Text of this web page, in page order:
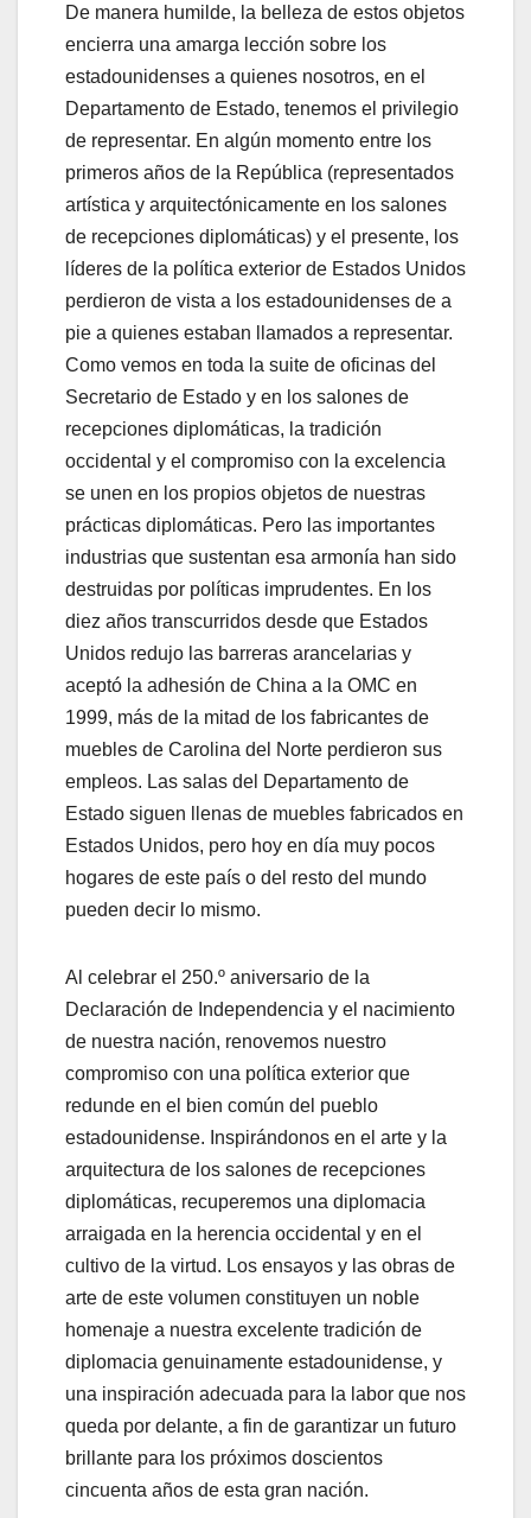
De manera humilde, la belleza de estos objetos
encierra una amarga lección sobre los
estadounidenses a quienes nosotros, en el
Departamento de Estado, tenemos el privilegio
de representar. En algún momento entre los
primeros años de la República (representados
artística y arquitectónicamente en los salones
de recepciones diplomáticas) y el presente, los
líderes de la política exterior de Estados Unidos
perdieron de vista a los estadounidenses de a
pie a quienes estaban llamados a representar.
Como vemos en toda la suite de oficinas del
Secretario de Estado y en los salones de
recepciones diplomáticas, la tradición
occidental y el compromiso con la excelencia
se unen en los propios objetos de nuestras
prácticas diplomáticas. Pero las importantes
industrias que sustentan esa armonía han sido
destruidas por políticas imprudentes. En los
diez años transcurridos desde que Estados
Unidos redujo las barreras arancelarias y
aceptó la adhesión de China a la OMC en
1999, más de la mitad de los fabricantes de
muebles de Carolina del Norte perdieron sus
empleos. Las salas del Departamento de
Estado siguen llenas de muebles fabricados en
Estados Unidos, pero hoy en día muy pocos
hogares de este país o del resto del mundo
pueden decir lo mismo.
Al celebrar el 250.º aniversario de la
Declaración de Independencia y el nacimiento
de nuestra nación, renovemos nuestro
compromiso con una política exterior que
redunde en el bien común del pueblo
estadounidense. Inspirándonos en el arte y la
arquitectura de los salones de recepciones
diplomáticas, recuperemos una diplomacia
arraigada en la herencia occidental y en el
cultivo de la virtud. Los ensayos y las obras de
arte de este volumen constituyen un noble
homenaje a nuestra excelente tradición de
diplomacia genuinamente estadounidense, y
una inspiración adecuada para la labor que nos
queda por delante, a fin de garantizar un futuro
brillante para los próximos doscientos
cincuenta años de esta gran nación.